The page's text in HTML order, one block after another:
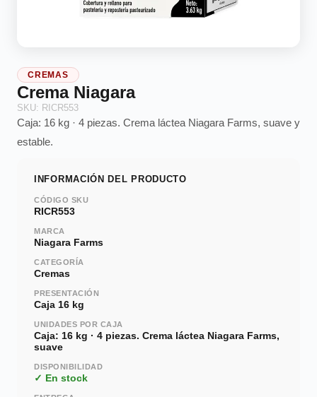
CREMAS
Crema Niagara
SKU: RICR553
Caja: 16 kg · 4 piezas. Crema láctea Niagara Farms, suave y
estable.
INFORMACIÓN DEL PRODUCTO
CÓDIGO SKU
RICR553
MARCA
Niagara Farms
CATEGORÍA
Cremas
PRESENTACIÓN
Caja 16 kg
UNIDADES POR CAJA
Caja: 16 kg · 4 piezas. Crema láctea Niagara Farms,
suave
DISPONIBILIDAD
✓ En stock